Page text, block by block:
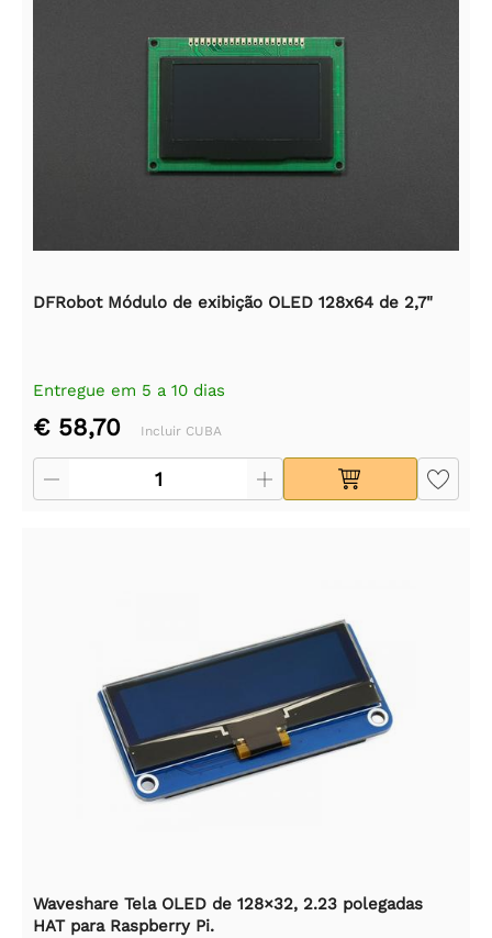
DFRobot Módulo de exibição OLED 128x64 de 2,7"
Entregue em 5 a 10 dias
€ 58,70 Incluir CUBA
Waveshare Tela OLED de 128×32, 2.23 polegadas
HAT para Raspberry Pi.